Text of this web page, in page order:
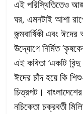
এই পরিস্থিতিতেও
ঘর, এমনটাই আশা
জন্মবার্ষিকী এবং
উদ্যোগে নির্মিত
এই কবিতা ‘একটি
ঈদের চাঁদ হয়ে কি
চিত্রপট।
নচিকেতা চক্রবর্তী